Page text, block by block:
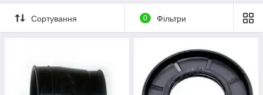
гарантує їхню високу якість, виключає можливість браку.
Сортування 0 Фільтри